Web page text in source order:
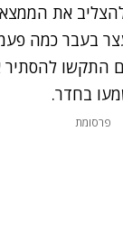
את
בעבר כמה
התקשו
בחדר.
פרסומת